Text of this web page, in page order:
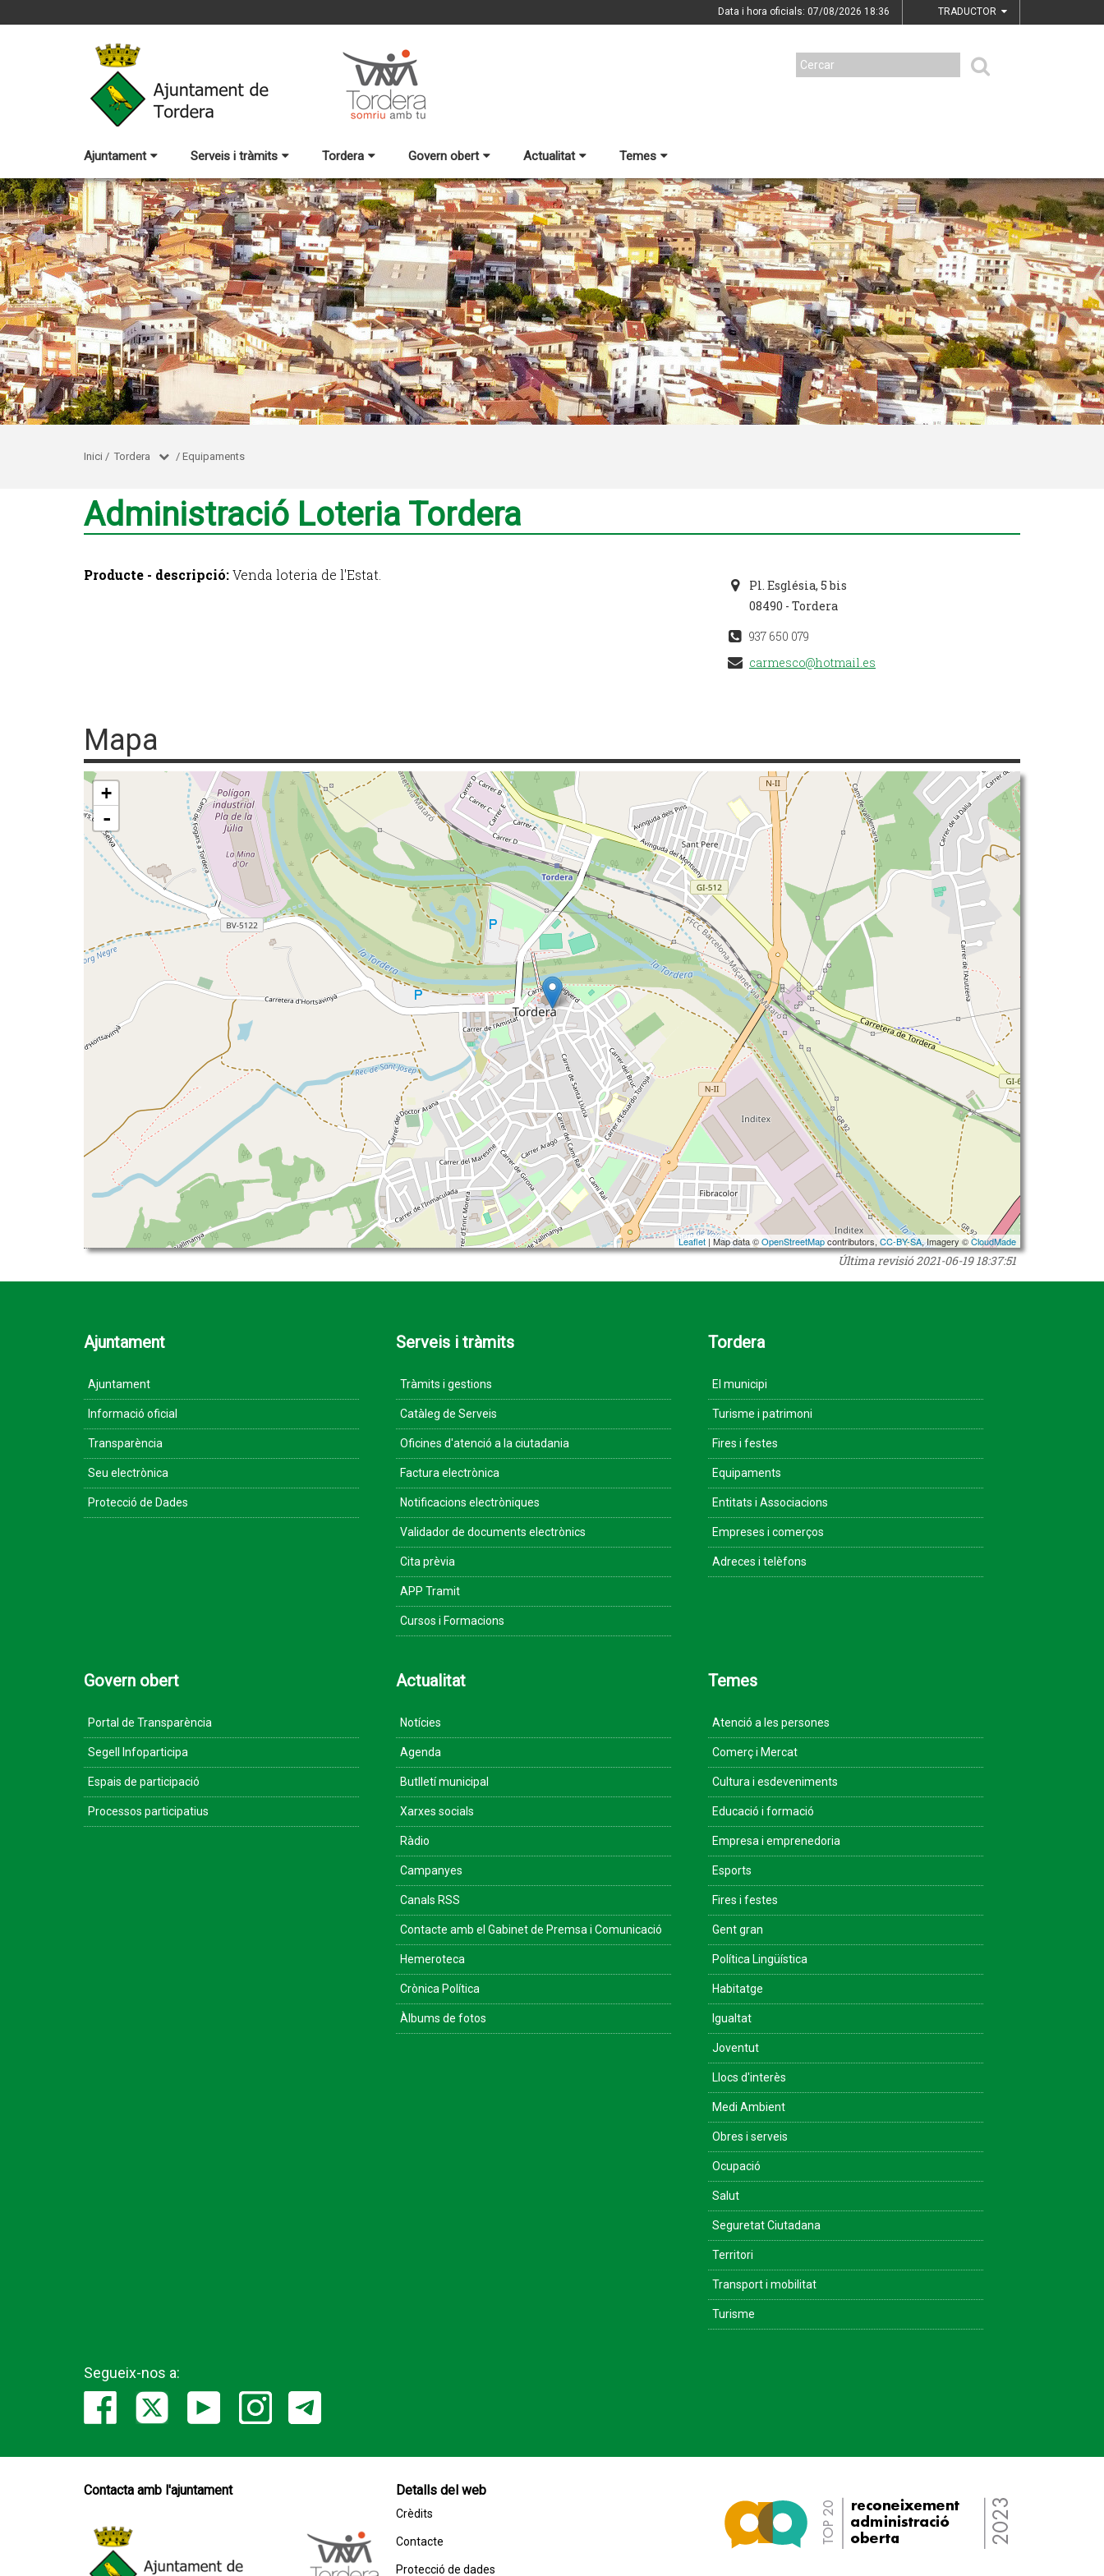
Data i hora oficials: 07/08/2026 18:36 TRADUCTOR
Ajuntament Serveis i tràmits Tordera Govern obert Actualitat Temes
Inici / Tordera / Equipaments
Administració Loteria Tordera
Producte - descripció:Venda loteria de l'Estat.
Pl. Església, 5 bis
08490 - Tordera
937 650 079
carmesco@hotmail.es
Mapa
+
-
Leaflet | Map data ©OpenStreetMapcontributors, CC-BY-SA, Imagery ©CloudMade
Última revisió2021-06-19 18:37:51
Ajuntament
Ajuntament
Informació oficial
Transparència
Seu electrònica
Protecció de Dades
Serveis i tràmits
Tràmits i gestions
Catàleg de Serveis
Oficines d'atenció a la ciutadania
Factura electrònica
Notificacions electròniques
Validador de documents electrònics
Cita prèvia
APP Tramit
Cursos i Formacions
Tordera
El municipi
Turisme i patrimoni
Fires i festes
Equipaments
Entitats i Associacions
Empreses i comerços
Adreces i telèfons
Govern obert
Portal de Transparència
Segell Infoparticipa
Espais de participació
Processos participatius
Actualitat
Notícies
Agenda
Butlletí municipal
Xarxes socials
Ràdio
Campanyes
Canals RSS
Contacte amb el Gabinet de Premsa i Comunicació
Hemeroteca
Crònica Política
Àlbums de fotos
Temes
Atenció a les persones
Comerç i Mercat
Cultura i esdeveniments
Educació i formació
Empresa i emprenedoria
Esports
Fires i festes
Gent gran
Política Lingüística
Habitatge
Igualtat
Joventut
Llocs d'interès
Medi Ambient
Obres i serveis
Ocupació
Salut
Seguretat Ciutadana
Territori
Transport i mobilitat
Turisme
Segueix-nos a:
Contacta amb l'ajuntament Detalls del web
Crèdits
Contacte
Protecció de dades